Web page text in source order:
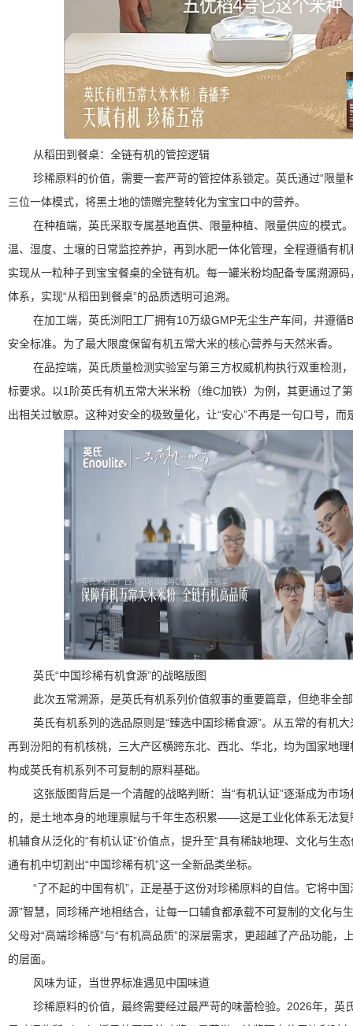
从稻田到餐桌：全链有机的管控逻辑
珍稀原料的价值，需要一套严苛的管控体系锁定。英氏通过“限量
三位一体模式，将黑土地的馈赠完整转化为宝宝口中的营养。
在种植端，英氏采取专属基地直供、限量种植、限量供应的模式
温、湿度、土壤的日常监控养护，再到水肥一体化管理，全程遵循有
实现从一粒种子到宝宝餐桌的全链有机。每一罐米粉均配备专属溯源
体系，实现“从稻田到餐桌”的品质透明可追溯。
在加工端，英氏浏阳工厂拥有10万级GMP无尘生产车间，并遵循
安全标准。为了最大限度保留有机五常大米的核心营养与天然米香。
在品控端，英氏质量检测实验室与第三方权威机构执行双重检测
标要求。以1阶英氏有机五常大米米粉（维C加铁）为例，其更通过了
出相关过敏原。这种对安全的极致量化，让“安心”不再是一句口号，而
英氏“中国珍稀有机食源”的战略版图
此次五常溯源，是英氏有机系列价值叙事的重要篇章，但绝非全
英氏有机系列的选品原则是“臻选中国珍稀食源”。从五常的有机
再到汾阳的有机核桃，三大产区横跨东北、西北、华北，均为国家地
构成英氏有机系列不可复制的原料基础。
这张版图背后是一个清醒的战略判断：当“有机认证”逐渐成为市
的，是土地本身的地理禀赋与千年生态积累——这是工业化体系无法复
机辅食从泛化的“有机认证”价值点，提升至“具有稀缺地理、文化与生
通有机中切割出“中国珍稀有机”这一全新品类坐标。
“了不起的中国有机”，正是基于这份对珍稀原料的自信。它将中
源”智慧，同珍稀产地相结合，让每一口辅食都承载不可复制的文化与
父母对“高端珍稀感”与“有机高品质”的深层需求，更超越了产品功能，
的层面。
风味为证，当世界标准遇见中国味道
珍稀原料的价值，最终需要经过最严苛的味蕾检验。2026年，英